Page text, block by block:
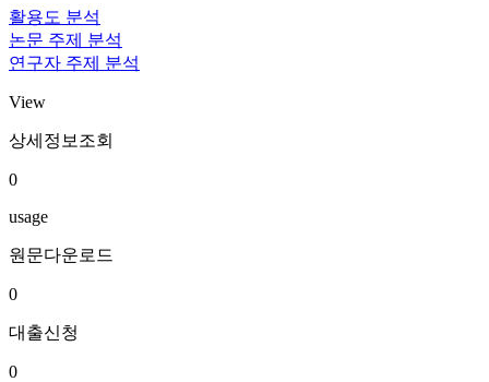
활용도 분석
논문 주제 분석
연구자 주제 분석
View
상세정보조회
0
usage
원문다운로드
0
대출신청
0